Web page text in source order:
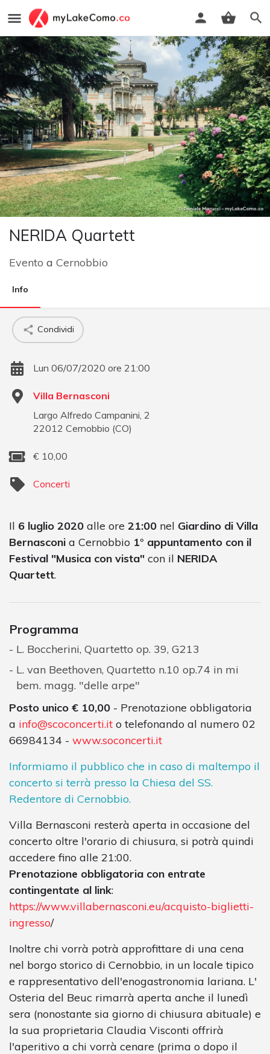
NERIDA Quartett
Evento a Cernobbio
Info
Condividi
Lun 06/07/2020 ore 21:00
Villa Bernasconi
Largo Alfredo Campanini, 2
22012 Cernobbio (CO)
€ 10,00
Concerti
Il 6 luglio 2020 alle ore 21:00 nel Giardino di Villa
Bernasconi a Cernobbio 1° appuntamento con il
Festival "Musica con vista" con il NERIDA
Quartett.
Programma
L. Boccherini, Quartetto op. 39, G213
L. van Beethoven, Quartetto n.10 op.74 in mi
bem. magg. "delle arpe"
Posto unico € 10,00 - Prenotazione obbligatoria
a info@scoconcerti.it o telefonando al numero 02
66984134 - www.soconcerti.it
Informiamo il pubblico che in caso di maltempo il
concerto si terrà presso la Chiesa del SS.
Redentore di Cernobbio.
Villa Bernasconi resterà aperta in occasione del
concerto oltre l'orario di chiusura, si potrà quindi
accedere fino alle 21:00.
Prenotazione obbligatoria con entrate
contingentate al link:
https://www.villabernasconi.eu/acquisto-biglietti-
ingresso/
Inoltre chi vorrà potrà approfittare di una cena
nel borgo storico di Cernobbio, in un locale tipico
e rappresentativo dell'enogastronomia lariana. L'
Osteria del Beuc rimarrà aperta anche il lunedì
sera (nonostante sia giorno di chiusura abituale) e
la sua proprietaria Claudia Visconti offrirà
l'aperitivo a chi vorrà cenare (prima o dopo il